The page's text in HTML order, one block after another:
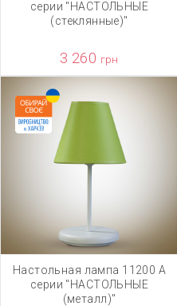
серии "НАСТОЛЬНЫЕ
(стеклянные)"
3 260 грн
Настольная лампа 11200 А
серии "НАСТОЛЬНЫЕ
(металл)"